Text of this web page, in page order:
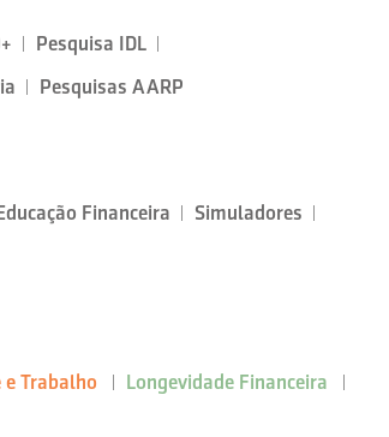
Pesquisa IDL
Pesquisas AARP
Financeira
Simuladores
e Trabalho Longevidade Financeira